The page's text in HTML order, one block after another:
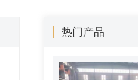
热门产品有什么用